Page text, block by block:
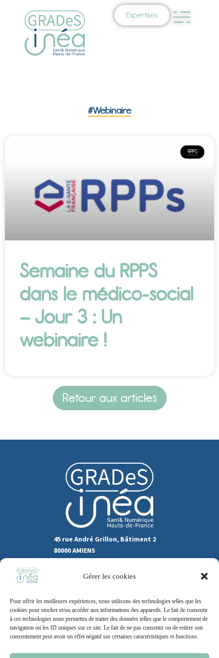
Gérer les cookies
Pour offrir les meilleures expériences, nous utilisons des technologies telles que les
cookies pour stocker et/ou accéder aux informations des appareils. Le fait de consentir
à ces technologies nous permettra de traiter des données telles que le comportement de
navigation ou les ID uniques sur ce site. Le fait de ne pas consentir ou de retirer son
consentement peut avoir un effet négatif sur certaines caractéristiques et fonctions.
Expertises
#Webinaire
RPPS
Semaine du RPPS
dans le médico-social
– Jour 3 : Un
webinaire !
Retour aux articles
45 rue André Grillon, Bâtiment 2
80000 AMIENS
Recrutement
Support
Contact